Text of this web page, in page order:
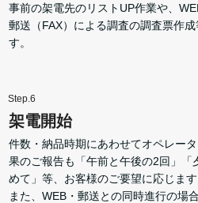
事前の架電先のリストUP作業や、
郵送（FAX）による調査の調査票作
す。
Step.6
架電開始
件数・納品時期にあわせてオペレー
果のご報告も「午前と午後の2回」「
めて」等、お客様のご要望に応じます
また、WEB・郵送との同時進行の場